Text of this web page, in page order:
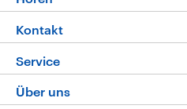
Die Nachrichten
Nachrichtenleicht
Neue Beiträge auf
Livestream
Podcasts
Deutschlandfunk App
Kontakt
Service
FAQ
Über uns